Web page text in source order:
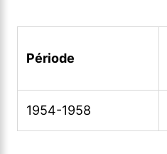
Période
1954-1958